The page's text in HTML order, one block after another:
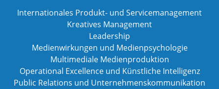
Internationales Produkt- und Servicemanagement
Kreatives Management
Leadership
Medienwirkungen und Medienpsychologie
Multimediale Medienproduktion
Operational Excellence und Künstliche Intelligenz
Public Relations und Unternehmenskommunikation